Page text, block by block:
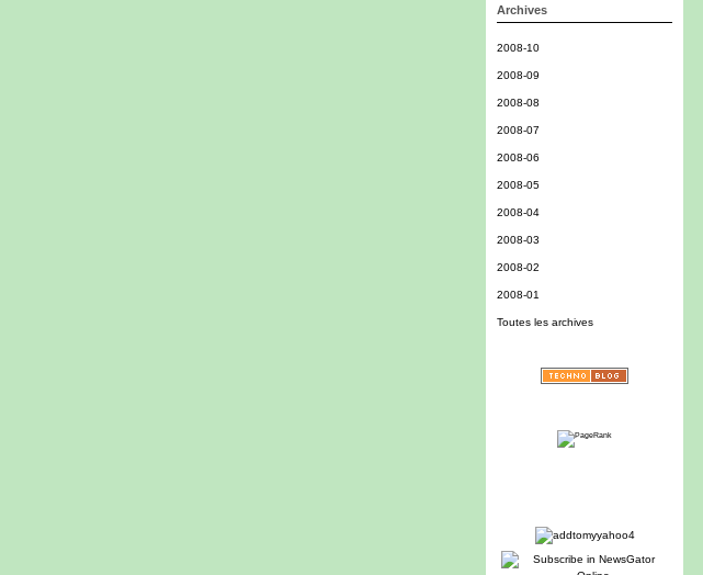
Archives
2008-10
2008-09
2008-08
2008-07
2008-06
2008-05
2008-04
2008-03
2008-02
2008-01
Toutes les archives